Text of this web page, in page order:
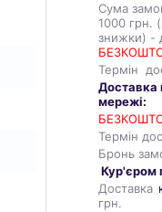
Сума
1000 грн.
знижки) -
Термін
Доставка
мережі:
Термін
Бронь
Кур'єром
Доставка
грн.